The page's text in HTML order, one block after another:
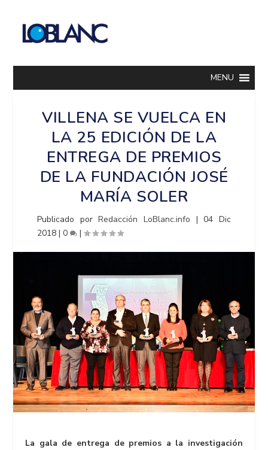
MENU
VILLENA SE VUELCA EN
LA 25 EDICIÓN DE LA
ENTREGA DE PREMIOS
DE LA FUNDACIÓN JOSÉ
MARÍA SOLER
Publicado porRedacción LoBlanc.info |04 Dic
2018 |0 |
La gala de entrega de premios a la investigación